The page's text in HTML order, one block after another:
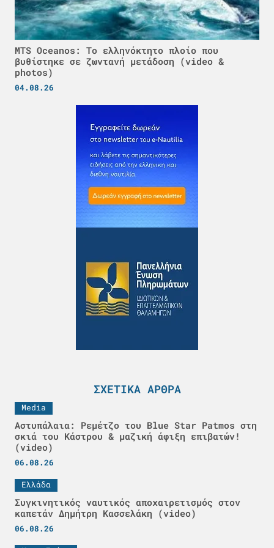
MTS Oceanos: Το ελληνόκτητο πλοίο που
βυθίστηκε σε ζωντανή μετάδοση (video &
photos)
04.08.26
ΣΧΕΤΙΚΆ ΆΡΘΡΑ
Media
Αστυπάλαια: Ρεμέτζο του Blue Star Patmos στη
σκιά του Κάστρου & μαζική άφιξη επιβατών!
(video)
06.08.26
Ελλάδα
Συγκινητικός ναυτικός αποχαιρετισμός στον
καπετάν Δημήτρη Κασσελάκη (video)
06.08.26